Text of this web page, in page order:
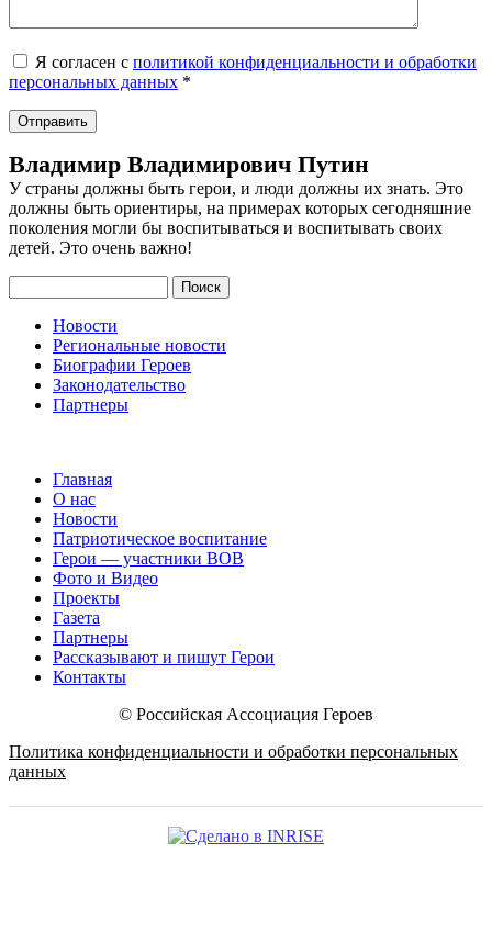
Я согласен с политикой конфиденциальности и обработки
персональных данных *
Владимир Владимирович Путин
У страны должны быть герои, и люди должны их знать. Это
должны быть ориентиры, на примерах которых сегодняшние
поколения могли бы воспитываться и воспитывать своих
детей. Это очень важно!
Поиск
Новости
Региональные новости
Биографии Героев
Законодательство
Партнеры
Главная
О нас
Новости
Патриотическое воспитание
Герои — участники ВОВ
Фото и Видео
Проекты
Газета
Партнеры
Рассказывают и пишут Герои
Контакты
© Российская Ассоциация Героев
Политика конфиденциальности и обработки персональных
данных